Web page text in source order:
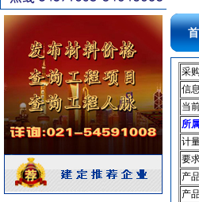
防静电地板 [采购中]
装饰石材 [采购中]
装饰石材 [采购中]
装饰石材
[采购中]
吸顶灯 [采购中]
变频给水设备 [采购中]
卫浴洁具 [采购中]
卫生洁具 [采购中]
采
信
当
所
计
要
产
产